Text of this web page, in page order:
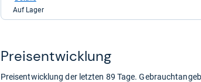
für
Auf Lager
Preis­ent­wick­lung
Preisentwicklung der letzten 89 Tage.